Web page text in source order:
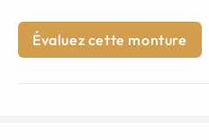
Évaluez cette monture